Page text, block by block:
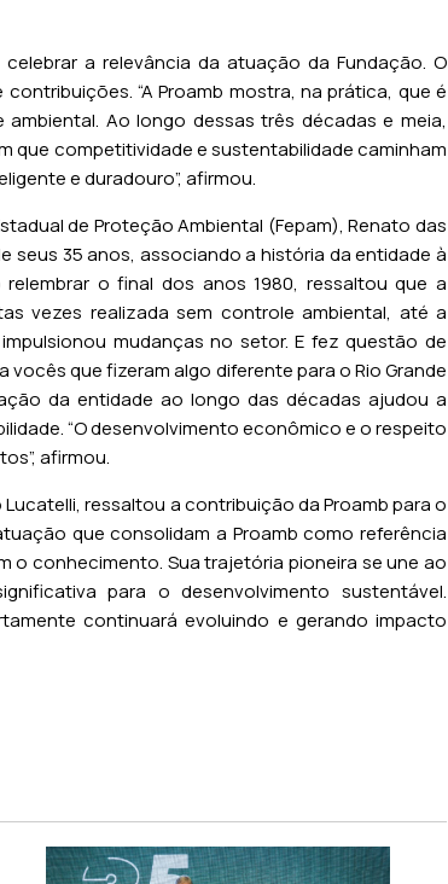
a relevância da atuação da Fundação. O
“A Proamb mostra, na prática, que é
Ao longo dessas três décadas e meia,
que competitividade e sustentabilidade caminham
e duradouro”, afirmou.
de Proteção Ambiental (Fepam), Renato das
seus 35 anos, associando a história da entidade à
o final dos anos 1980, ressaltou que a
vezes realizada sem controle ambiental, até a
mudanças no setor. E fez questão de
que fizeram algo diferente para o Rio Grande
da entidade ao longo das décadas ajudou a
“O desenvolvimento econômico e o respeito
afirmou.
ressaltou a contribuição da Proamb para o
que consolidam a Proamb como referência
o conhecimento. Sua trajetória pioneira se une ao
para o desenvolvimento sustentável.
continuará evoluindo e gerando impacto